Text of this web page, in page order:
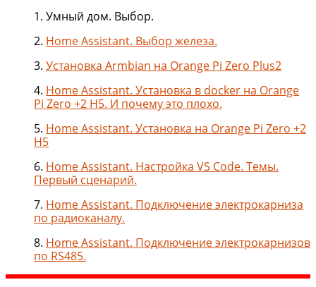
1. Умный дом. Выбор.
2. Home Assistant. Выбор железа.
3. Установка Armbian на Orange Pi Zero Plus2
4. Home Assistant. Установка в docker на Orange
Pi Zero +2 H5. И почему это плохо.
5. Home Assistant. Установка на Orange Pi Zero +2
H5
6. Home Assistant. Настройка VS Code. Темы.
Первый сценарий.
7. Home Assistant. Подключение электрокарниза
по радиоканалу.
8. Home Assistant. Подключение электрокарнизов
по RS485.